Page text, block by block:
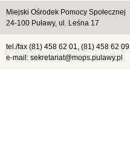
Miejski Ośrodek Pomocy Społecznej
24-100 Puławy, ul. Leśna 17
tel./fax (81) 458 62 01, (81) 458 62 09
e-mail: sekretariat@mops.pulawy.pl